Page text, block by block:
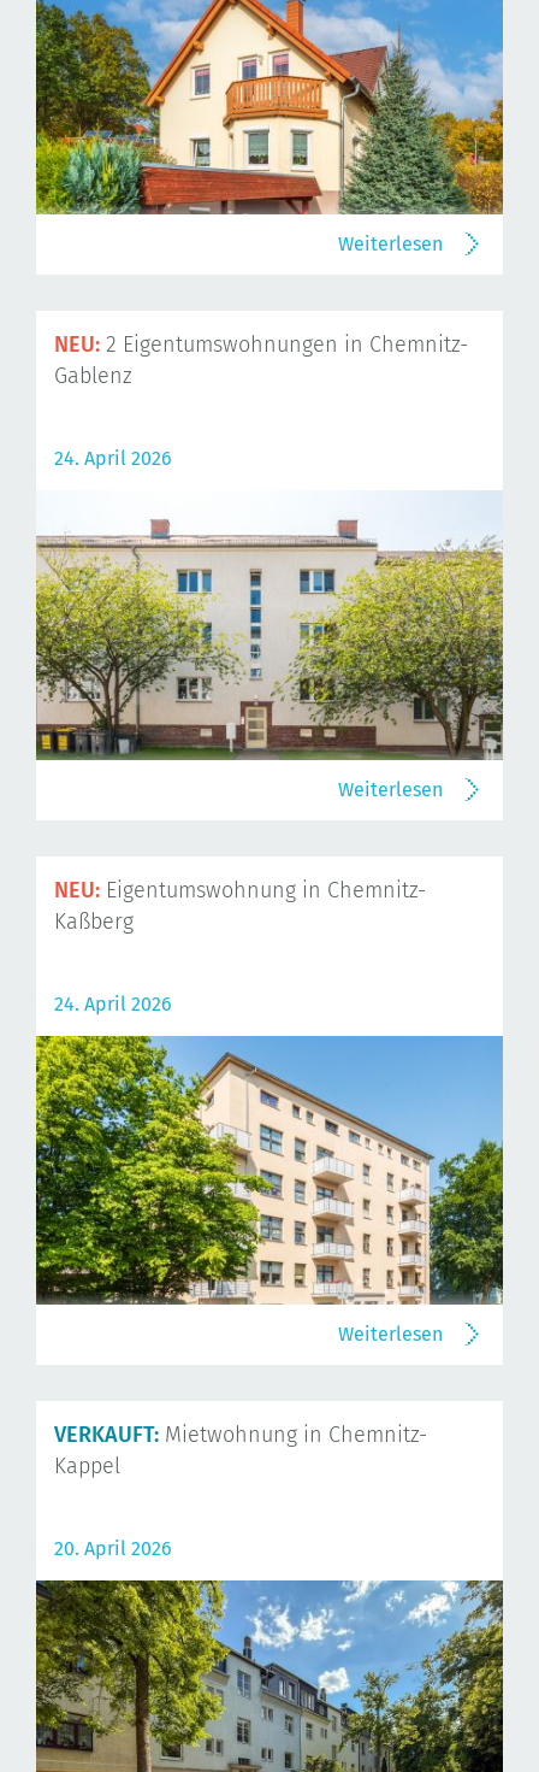
Weiterlesen
NEU: 2 Eigentumswohnungen in Chemnitz-
Gablenz
24. April 2026
Weiterlesen
NEU: Eigentumswohnung in Chemnitz-
Kaßberg
24. April 2026
Weiterlesen
VERKAUFT: Mietwohnung in Chemnitz-
Kappel
20. April 2026